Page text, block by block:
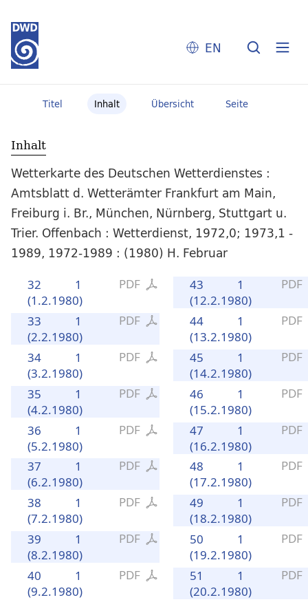
EN
Titel Inhalt Übersicht Seite
Inhalt
Wetterkarte des Deutschen Wetterdienstes :
Amtsblatt d. Wetterämter Frankfurt am Main,
Freiburg i. Br., München, Nürnberg, Stuttgart u.
Trier. Offenbach : Wetterdienst, 1972,0; 1973,1 -
1989, 1972-1989 : (1980) H. Februar
PDF
1
32
(1.2.1980)
PDF
1
33
(2.2.1980)
PDF
1
34
(3.2.1980)
PDF
1
35
(4.2.1980)
PDF
1
36
(5.2.1980)
PDF
1
37
(6.2.1980)
PDF
1
38
(7.2.1980)
PDF
1
39
(8.2.1980)
PDF
1
40
(9.2.1980)
PDF
1
43
(12.2.1980)
PDF
1
44
(13.2.1980)
PDF
1
45
(14.2.1980)
PDF
1
46
(15.2.1980)
PDF
1
47
(16.2.1980)
PDF
1
48
(17.2.1980)
PDF
1
49
(18.2.1980)
PDF
1
50
(19.2.1980)
PDF
1
51
(20.2.1980)